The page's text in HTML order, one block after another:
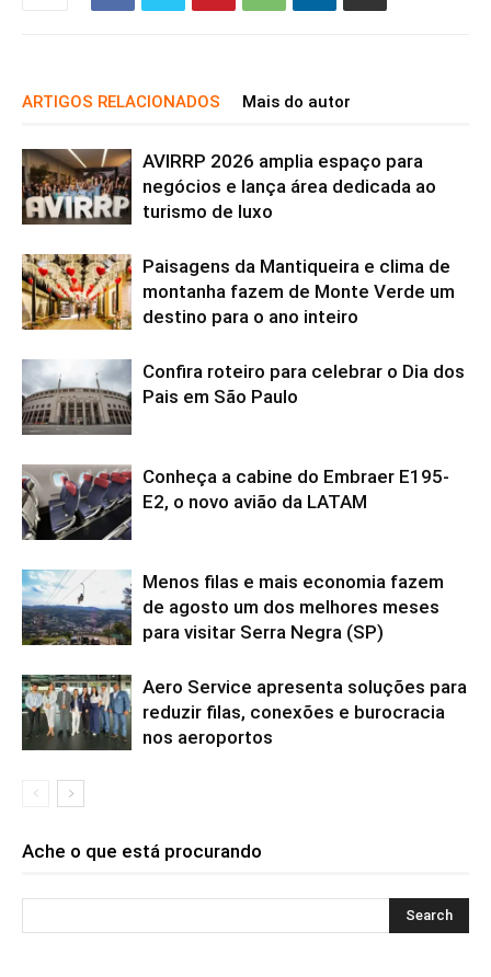
ARTIGOS RELACIONADOS Mais do autor
AVIRRP 2026 amplia espaço para
negócios e lança área dedicada ao
turismo de luxo
Paisagens da Mantiqueira e clima de
montanha fazem de Monte Verde um
destino para o ano inteiro
Confira roteiro para celebrar o Dia dos
Pais em São Paulo
Conheça a cabine do Embraer E195-
E2, o novo avião da LATAM
Menos filas e mais economia fazem
de agosto um dos melhores meses
para visitar Serra Negra (SP)
Aero Service apresenta soluções para
reduzir filas, conexões e burocracia
nos aeroportos
Ache o que está procurando